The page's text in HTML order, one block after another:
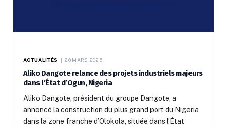
ACTUALITÉS 20 MARS 2025
Aliko Dangote relance des projets industriels majeurs
dans l’État d’Ogun, Nigeria
Aliko Dangote, président du groupe Dangote, a
annoncé la construction du plus grand port du Nigeria
dans la zone franche d’Olokola, située dans l’État